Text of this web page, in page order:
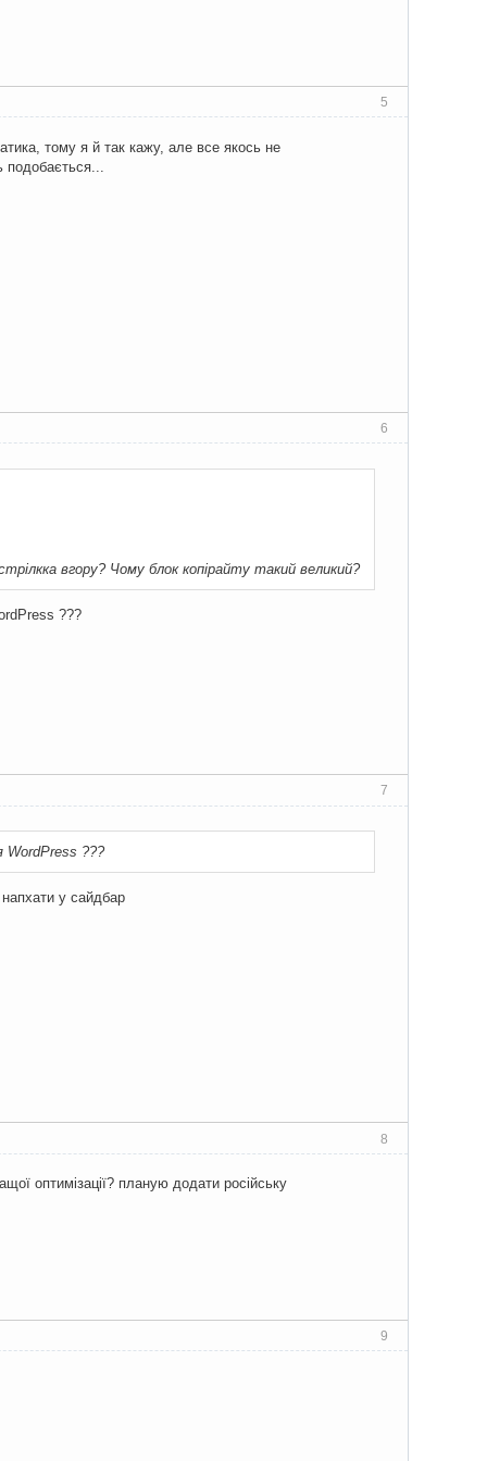
5
тому я й так кажу, але все якось не
6
вгору? Чому блок копірайту такий великий?
???
7
WordPress ???
у сайдбар
8
оптимізації? планую додати російську
9